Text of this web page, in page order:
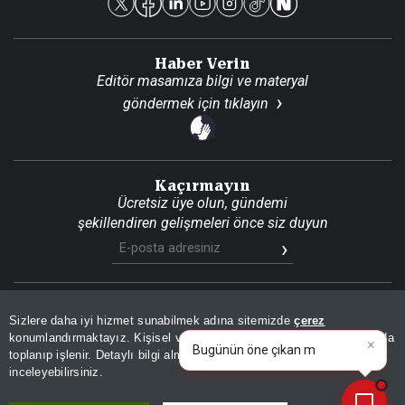
Sizlere daha iyi hizmet sunabilmek adına sitemizdeçerez
konumlandırmaktayız. Kişisel verileriniz, KVKK ve GDPR kapsamında
toplanıp işlenir. Detaylı bilgi almak içinAydınlatma Metnimizi
inceleyebilirsiniz.
Haber Verin
Editör masamıza bilgi ve materyal
göndermek için tıklayın
Kaçırmayın
Ücretsiz üye olun, gündemi
şekillendiren gelişmeleri önce siz duyun
© 2026 İhlas Medya Grubu. Tüm Hakları Saklıdır
Son DakikaSite HaritasıRSSKVKK Aydınlatma Metni
Gizlilik PolitikasıÇerez Politikası ×
Bugünün öne çıkan manşetleri
ve gelişmeleri neler?